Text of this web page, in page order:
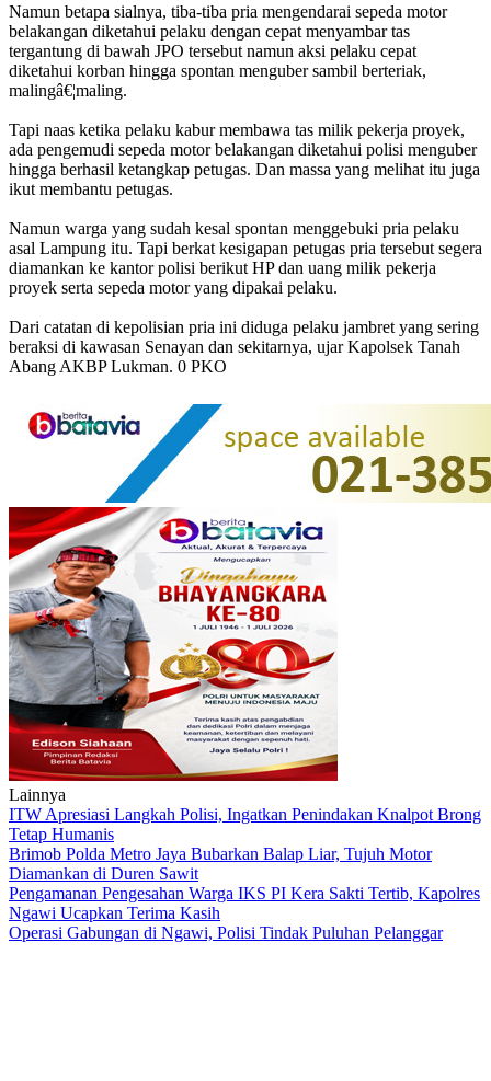
Namun betapa sialnya, tiba-tiba pria mengendarai sepeda motor
belakangan diketahui pelaku dengan cepat menyambar tas
tergantung di bawah JPO tersebut namun aksi pelaku cepat
diketahui korban hingga spontan menguber sambil berteriak,
malingâ€¦maling.
Tapi naas ketika pelaku kabur membawa tas milik pekerja proyek,
ada pengemudi sepeda motor belakangan diketahui polisi menguber
hingga berhasil ketangkap petugas. Dan massa yang melihat itu juga
ikut membantu petugas.
Namun warga yang sudah kesal spontan menggebuki pria pelaku
asal Lampung itu. Tapi berkat kesigapan petugas pria tersebut segera
diamankan ke kantor polisi berikut HP dan uang milik pekerja
proyek serta sepeda motor yang dipakai pelaku.
Dari catatan di kepolisian pria ini diduga pelaku jambret yang sering
beraksi di kawasan Senayan dan sekitarnya, ujar Kapolsek Tanah
Abang AKBP Lukman. 0 PKO
Lainnya
ITW Apresiasi Langkah Polisi, Ingatkan Penindakan Knalpot Brong
Tetap Humanis
Brimob Polda Metro Jaya Bubarkan Balap Liar, Tujuh Motor
Diamankan di Duren Sawit
Pengamanan Pengesahan Warga IKS PI Kera Sakti Tertib, Kapolres
Ngawi Ucapkan Terima Kasih
Operasi Gabungan di Ngawi, Polisi Tindak Puluhan Pelanggar